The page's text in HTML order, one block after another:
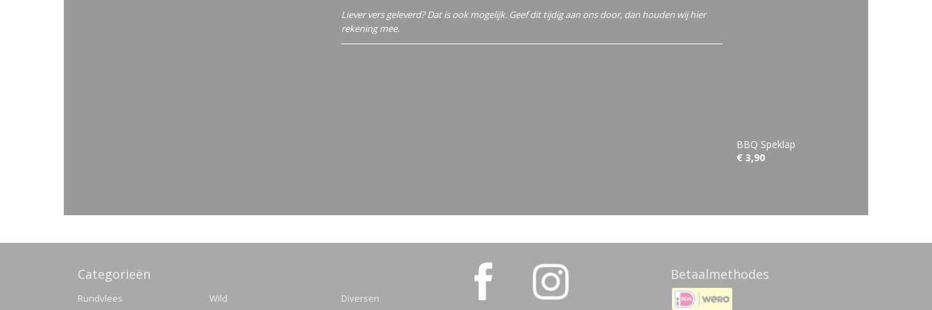
Liever vers geleverd? Dat is ook mogelijk. Geef dit tijdig aan ons door, dan houden wij hier
rekening mee.
BBQ Speklap
€ 3,90
Categorieën
Rundvlees
Wild
Diversen
Betaalmethodes